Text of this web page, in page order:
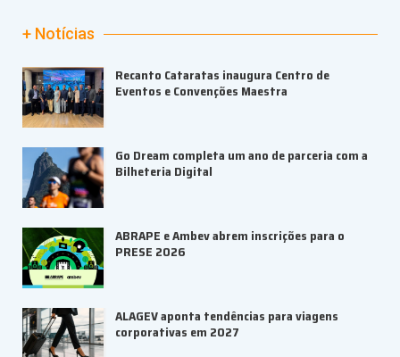
+ Notícias
Recanto Cataratas inaugura Centro de
Eventos e Convenções Maestra
Go Dream completa um ano de parceria com a
Bilheteria Digital
ABRAPE e Ambev abrem inscrições para o
PRESE 2026
ALAGEV aponta tendências para viagens
corporativas em 2027